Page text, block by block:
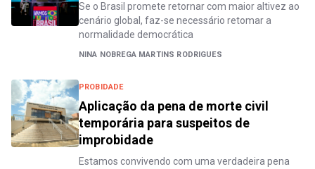
Se o Brasil promete retornar com maior altivez ao
cenário global, faz-se necessário retomar a
normalidade democrática
NINA NOBREGA MARTINS RODRIGUES
PROBIDADE
Aplicação da pena de morte civil
temporária para suspeitos de
improbidade
Estamos convivendo com uma verdadeira pena